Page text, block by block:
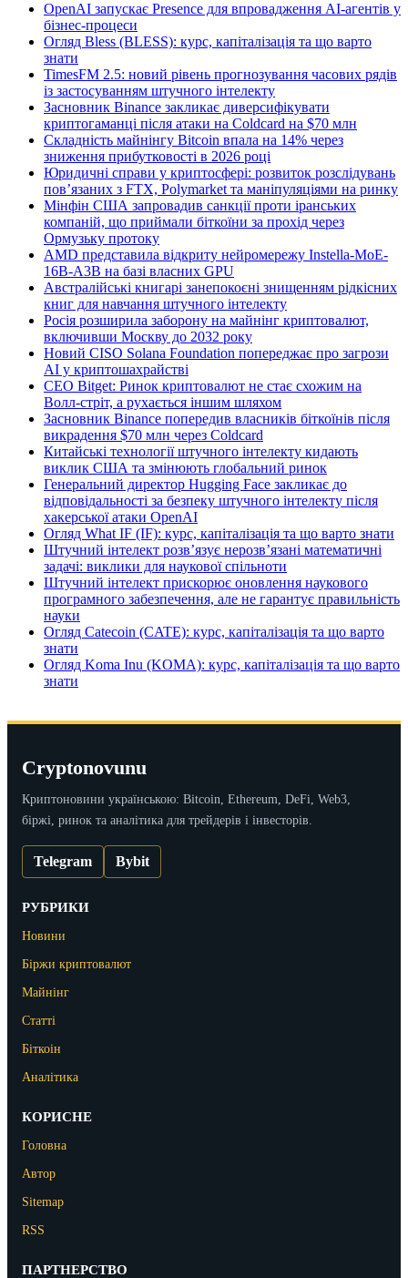
OpenAI запускає Presence для впровадження AI-агентів у
бізнес-процеси
Огляд Bless (BLESS): курс, капіталізація та що варто
знати
TimesFM 2.5: новий рівень прогнозування часових рядів
із застосуванням штучного інтелекту
Засновник Binance закликає диверсифікувати
криптогаманці після атаки на Coldcard на $70 млн
Складність майнінгу Bitcoin впала на 14% через
зниження прибутковості в 2026 році
Юридичні справи у криптосфері: розвиток розслідувань
пов’язаних з FTX, Polymarket та маніпуляціями на ринку
Мінфін США запровадив санкції проти іранських
компаній, що приймали біткоїни за прохід через
Ормузьку протоку
AMD представила відкриту нейромережу Instella-MoE-
16B-A3B на базі власних GPU
Австралійські книгарі занепокоєні знищенням рідкісних
книг для навчання штучного інтелекту
Росія розширила заборону на майнінг криптовалют,
включивши Москву до 2032 року
Новий CISO Solana Foundation попереджає про загрози
AI у криптошахрайстві
CEO Bitget: Ринок криптовалют не стає схожим на
Волл-стріт, а рухається іншим шляхом
Засновник Binance попередив власників біткоїнів після
викрадення $70 млн через Coldcard
Китайські технології штучного інтелекту кидають
виклик США та змінюють глобальний ринок
Генеральний директор Hugging Face закликає до
відповідальності за безпеку штучного інтелекту після
хакерської атаки OpenAI
Огляд What IF (IF): курс, капіталізація та що варто знати
Штучний інтелект розв’язує нерозв’язані математичні
задачі: виклики для наукової спільноти
Штучний інтелект прискорює оновлення наукового
програмного забезпечення, але не гарантує правильність
науки
Огляд Catecoin (CATE): курс, капіталізація та що варто
знати
Огляд Koma Inu (KOMA): курс, капіталізація та що варто
знати
Cryptonovunu
Криптоновини українською: Bitcoin, Ethereum, DeFi, Web3,
біржі, ринок та аналітика для трейдерів і інвесторів.
Telegram Bybit
РУБРИКИ
Новини
Біржи криптовалют
Майнінг
Статті
Біткоін
Аналітика
КОРИСНЕ
Головна
Автор
Sitemap
RSS
ПАРТНЕРСТВО